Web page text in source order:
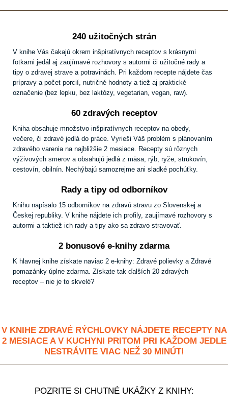
240 užitočných strán
V knihe Vás čakajú okrem inšpiratívnych receptov s krásnymi
fotkami jedál aj zaujímavé rozhovory s autormi či užitočné rady a
tipy o zdravej strave a potravinách. Pri každom recepte nájdete čas
prípravy a počet porcií, nutričné hodnoty a tiež aj praktické
označenie (bez lepku, bez laktózy, vegetarian, vegan, raw).
60 zdravých receptov
Kniha obsahuje množstvo inšpiratívnych receptov na obedy,
večere, či zdravé jedlá do práce. Vyrieši Váš problém s plánovaním
zdravého varenia na najbližšie 2 mesiace. Recepty sú rôznych
výživových smerov a obsahujú jedlá z mäsa, rýb, ryže, strukovín,
cestovín, obilnín. Nechýbajú samozrejme ani sladké pochúťky.
Rady a tipy od odborníkov
Knihu napísalo 15 odborníkov na zdravú stravu zo Slovenskej a
Českej republiky. V knihe nájdete ich profily, zaujímavé rozhovory s
autormi a taktiež ich rady a tipy ako sa zdravo stravovať.
2 bonusové e-knihy zdarma
K hlavnej knihe získate naviac 2 e-knihy: Zdravé polievky a Zdravé
pomazánky úplne zdarma. Získate tak ďalších 20 zdravých
receptov – nie je to skvelé?
V KNIHE ZDRAVÉ RÝCHLOVKY NÁJDETE RECEPTY NA
2 MESIACE A V KUCHYNI PRITOM PRI KAŽDOM JEDLE
NESTRÁVITE VIAC NEŽ 30 MINÚT!
POZRITE SI CHUTNÉ UKÁŽKY Z KNIHY: